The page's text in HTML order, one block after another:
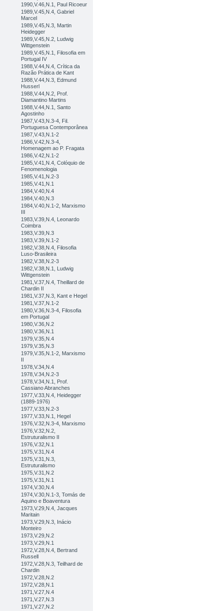
1990,V.46,N.1, Paul Ricoeur
1989,V.45,N.4, Gabriel
Marcel
1989,V.45,N.3, Martin
Heidegger
1989,V.45,N.2, Ludwig
Wittgenstein
1989,V.45,N.1, Filosofia em
Portugal IV
1988,V.44,N.4, Crítica da
Razão Prática de Kant
1988,V.44,N.3, Edmund
Husserl
1988,V.44,N.2, Prof.
Diamantino Martins
1988,V.44,N.1, Santo
Agostinho
1987,V.43,N.3-4, Fil.
Portuguesa Contemporânea
1987,V.43,N.1-2
1986,V.42,N.3-4,
Homenagem ao P. Fragata
1986,V.42,N.1-2
1985,V.41,N.4, Colóquio de
Fenomenologia
1985,V.41,N.2-3
1985,V.41,N.1
1984,V.40,N.4
1984,V.40,N.3
1984,V.40,N.1-2, Marxismo
III
1983,V.39,N.4, Leonardo
Coimbra
1983,V.39,N.3
1983,V.39,N.1-2
1982,V.38,N.4, Filosofia
Luso-Brasileira
1982,V.38,N.2-3
1982,V.38,N.1, Ludwig
Wittgenstein
1981,V.37,N.4, Theillard de
Chardin II
1981,V.37,N.3, Kant e Hegel
1981,V.37,N.1-2
1980,V.36,N.3-4, Filosofia
em Portugal
1980,V.36,N.2
1980,V.36,N.1
1979,V.35,N.4
1979,V.35,N.3
1979,V.35,N.1-2, Marxismo
II
1978,V.34,N.4
1978,V.34,N.2-3
1978,V.34,N.1, Prof.
Cassiano Abranches
1977,V.33,N.4, Heidegger
(1889-1976)
1977,V.33,N.2-3
1977,V.33,N.1, Hegel
1976,V.32,N.3-4, Marxismo
1976,V.32,N.2,
Estruturalismo II
1976,V.32,N.1
1975,V.31,N.4
1975,V.31,N.3,
Estruturalismo
1975,V.31,N.2
1975,V.31,N.1
1974,V.30,N.4
1974,V.30,N.1-3, Tomás de
Aquino e Boaventura
1973,V.29,N.4, Jacques
Maritain
1973,V.29,N.3, Inácio
Monteiro
1973,V.29,N.2
1973,V.29,N.1
1972,V.28,N.4, Bertrand
Russell
1972,V.28,N.3, Teilhard de
Chardin
1972,V.28,N.2
1972,V.28,N.1
1971,V.27,N.4
1971,V.27,N.3
1971,V.27,N.2